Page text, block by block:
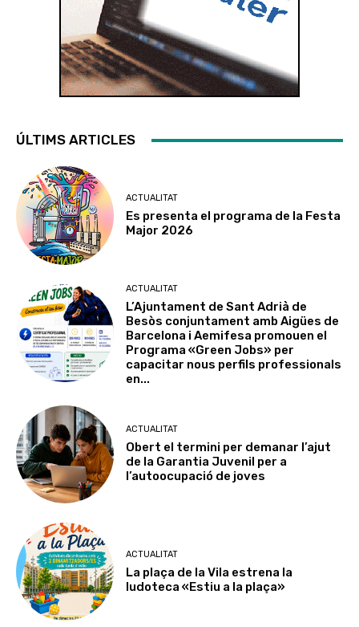
ÚLTIMS ARTICLES
ACTUALITAT
Es presenta el programa de la Festa
Major 2026
ACTUALITAT
L’Ajuntament de Sant Adrià de
Besòs conjuntament amb Aigües de
Barcelona i Aemifesa promouen el
Programa «Green Jobs» per
capacitar nous perfils professionals
en...
ACTUALITAT
Obert el termini per demanar l’ajut
de la Garantia Juvenil per a
l’autoocupació de joves
ACTUALITAT
La plaça de la Vila estrena la
ludoteca «Estiu a la plaça»